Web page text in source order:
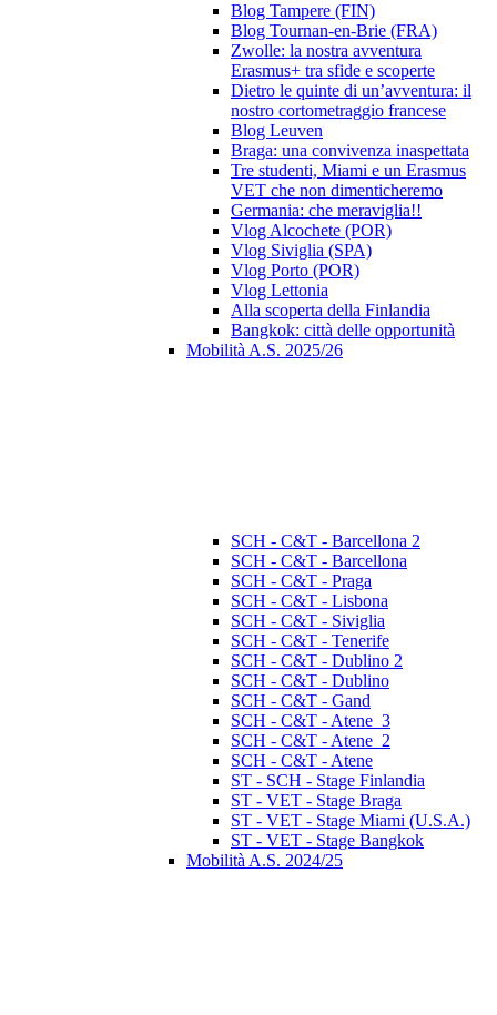
Blog Tampere (FIN)
Blog Tournan-en-Brie (FRA)
Zwolle: la nostra avventura
Erasmus+ tra sfide e scoperte
Dietro le quinte di un’avventura: il
nostro cortometraggio francese
Blog Leuven
Braga: una convivenza inaspettata
Tre studenti, Miami e un Erasmus
VET che non dimenticheremo
Germania: che meraviglia!!
Vlog Alcochete (POR)
Vlog Siviglia (SPA)
Vlog Porto (POR)
Vlog Lettonia
Alla scoperta della Finlandia
Bangkok: città delle opportunità
Mobilità A.S. 2025/26
SCH - C&T - Barcellona 2
SCH - C&T - Barcellona
SCH - C&T - Praga
SCH - C&T - Lisbona
SCH - C&T - Siviglia
SCH - C&T - Tenerife
SCH - C&T - Dublino 2
SCH - C&T - Dublino
SCH - C&T - Gand
SCH - C&T - Atene_3
SCH - C&T - Atene_2
SCH - C&T - Atene
ST - SCH - Stage Finlandia
ST - VET - Stage Braga
ST - VET - Stage Miami (U.S.A.)
ST - VET - Stage Bangkok
Mobilità A.S. 2024/25